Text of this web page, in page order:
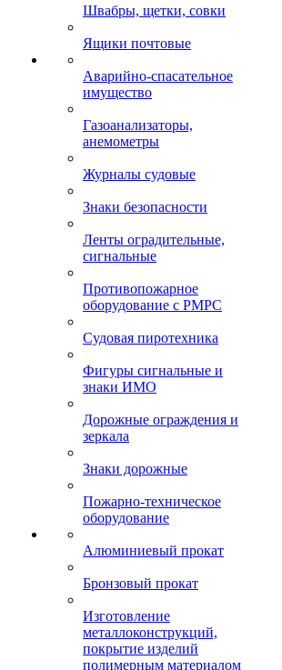
Швабры, щетки, совки
Ящики почтовые
Аварийно-спасательное
имущество
Газоанализаторы,
анемометры
Журналы судовые
Знаки безопасности
Ленты оградительные,
сигнальные
Противопожарное
оборудование с РМРС
Судовая пиротехника
Фигуры сигнальные и
знаки ИМО
Дорожные ограждения и
зеркала
Знаки дорожные
Пожарно-техническое
оборудование
Алюминиевый прокат
Бронзовый прокат
Изготовление
металлоконструкций,
покрытие изделий
полимерным материалом